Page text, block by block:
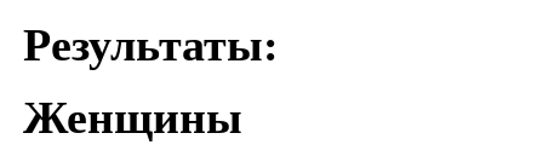
Результаты:
Женщины